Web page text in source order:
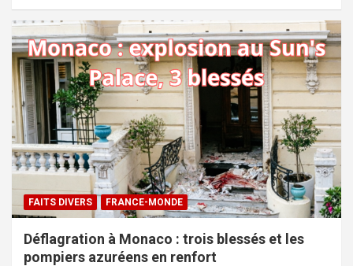
FAITS DIVERS FRANCE-MONDE
Déflagration à Monaco : trois blessés et les
pompiers azuréens en renfort